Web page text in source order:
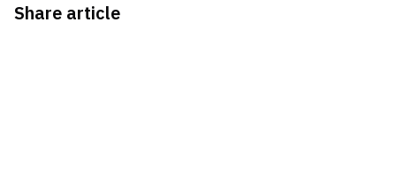
Share article